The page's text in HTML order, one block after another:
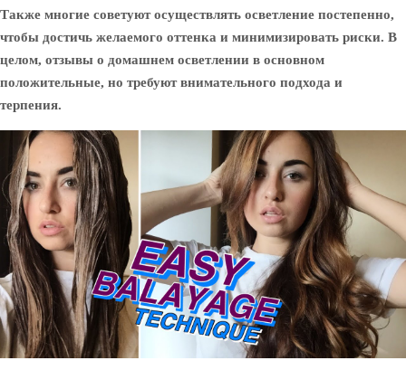
Также многие советуют осуществлять осветление постепенно,
чтобы достичь желаемого оттенка и минимизировать риски. В
целом, отзывы о домашнем осветлении в основном
положительные, но требуют внимательного подхода и
терпения.